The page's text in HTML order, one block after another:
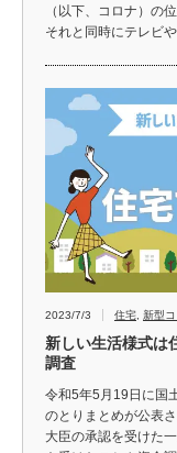
（以下、コロナ）の
それと同時にテレビ
2023/7/3 住宅 新型
新しい生活様式は
調査
令和5年5月19日に国
のとりまとめが公表
大臣の承認を受けた